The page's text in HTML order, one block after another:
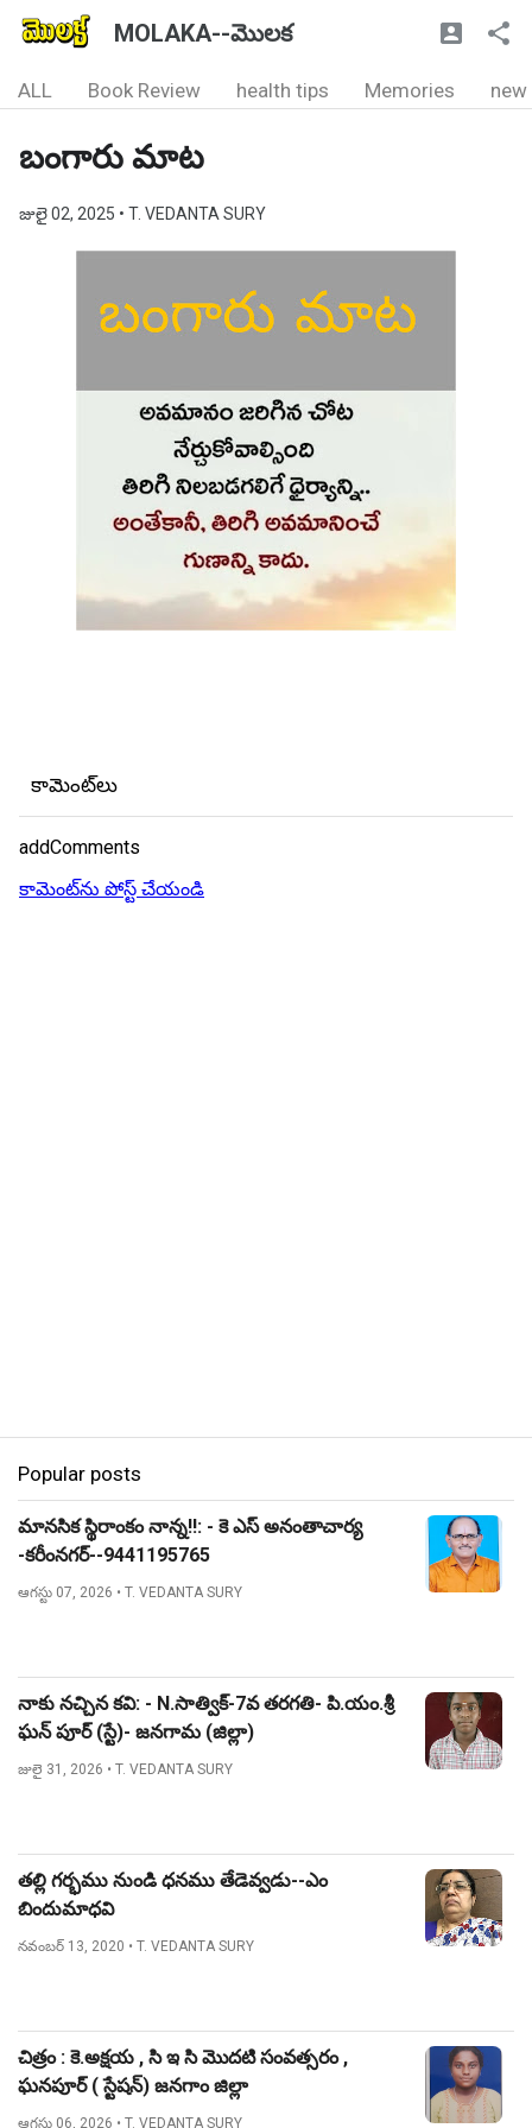
MOLAKA--మొలక
ALL Book Review health tips Memories new
బంగారు మాట
జులై 02, 2025 • T. VEDANTA SURY
కామెంట్‌లు
addComments
కామెంట్‌ను పోస్ట్ చేయండి
Popular posts
మానసిక స్థిరాంకం నాన్న!!: - కె ఎస్ అనంతాచార్య
-కరీంనగర్--9441195765
ఆగస్టు 07, 2026 • T. VEDANTA SURY
నాకు నచ్చిన కవి: - N.సాత్విక్-7వ తరగతి- పి.యం.శ్రీ
ఘన్ పూర్ (స్టే)- జనగామ (జిల్లా)
జులై 31, 2026 • T. VEDANTA SURY
తల్లి గర్భము నుండి ధనము తేడెవ్వడు--ఎం
బిందుమాధవి
నవంబర్ 13, 2020 • T. VEDANTA SURY
చిత్రం : కె.అక్షయ , సి ఇ సి మొదటి సంవత్సరం ,
ఘనపూర్ ( స్టేషన్) జనగాం జిల్లా
ఆగస్టు 06, 2026 • T. VEDANTA SURY